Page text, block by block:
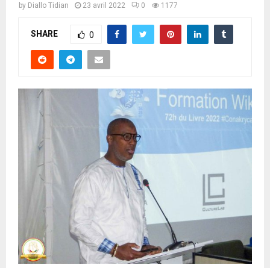
E
by Diallo Tidian 23 avril 2022 0 1177
SHARE 0